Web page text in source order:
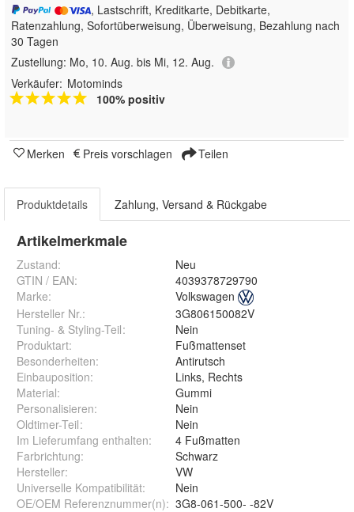
, Lastschrift, Kreditkarte, Debitkarte,
Ratenzahlung, Sofortüberweisung, Überweisung, Bezahlung nach
30 Tagen
Zustellung: Mo, 10. Aug. bis Mi, 12. Aug.
Verkäufer: Motominds
100% positiv
Merken Preis vorschlagen Teilen
Produktdetails Zahlung, Versand & Rückgabe
Artikelmerkmale
Zustand:
Neu
GTIN / EAN:
4039378729790
Marke:
Volkswagen
Hersteller Nr.:
3G806150082V
Tuning- & Styling-Teil:
Nein
Produktart:
Fußmattenset
Besonderheiten:
Antirutsch
Einbauposition:
Links, Rechts
Material:
Gummi
Personalisieren:
Nein
Oldtimer-Teil:
Nein
Im Lieferumfang enthalten:
4 Fußmatten
Farbrichtung:
Schwarz
Hersteller:
VW
Universelle Kompatibilität:
Nein
OE/OEM Referenznummer(n): 3G8-061-500- -82V